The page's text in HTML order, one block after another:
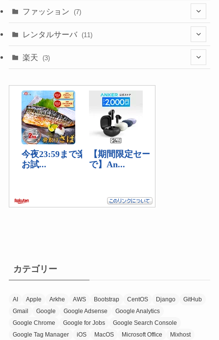
(1)
ファッション (7)
(3)
レンタルサーバ (11)
(6)
(5)
(2)
楽天 (3)
(2)
カテゴリー
AI Apple Arkhe AWS Bootstrap CentOS Django
GitHub
Gmail
Google Google Adsense
Google Analytics
Google Chrome
Google for Jobs
Google Search Console
Google Tag Manager
iOS MacOS Microsoft Office
Mixhost